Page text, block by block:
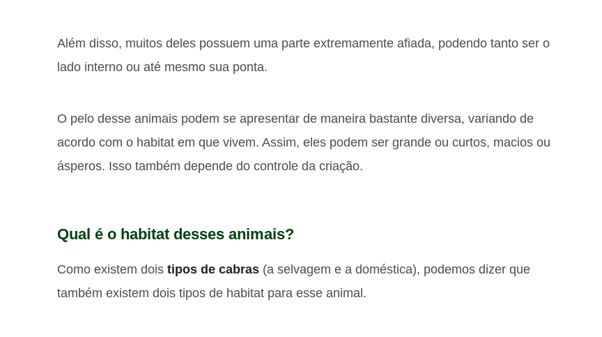
Além disso, muitos deles possuem uma parte extremamente afiada, podendo tanto ser o
lado interno ou até mesmo sua ponta.
O pelo desse animais podem se apresentar de maneira bastante diversa, variando de
acordo com o habitat em que vivem. Assim, eles podem ser grande ou curtos, macios ou
ásperos. Isso também depende do controle da criação.
Qual é o habitat desses animais?
Como existem dois tipos de cabras (a selvagem e a doméstica), podemos dizer que
também existem dois tipos de habitat para esse animal.